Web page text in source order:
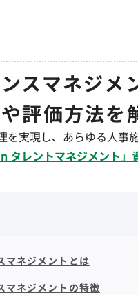
スマネジメ
評価方法を
を実現し、あらゆる人事
タレントマネジメント」
マネジメントとは
マネジメントの特徴